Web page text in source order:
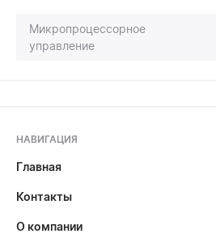
Микропроцессорное
управление
НАВИГАЦИЯ
Главная
Контакты
О компании